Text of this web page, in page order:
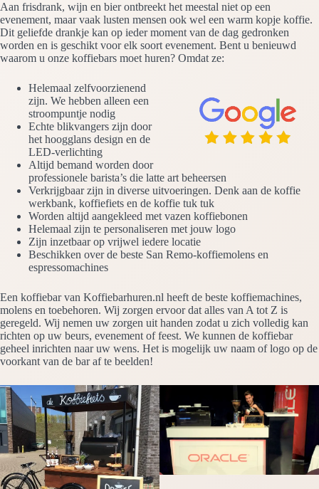
Aan frisdrank, wijn en bier ontbreekt het meestal niet op een
evenement, maar vaak lusten mensen ook wel een warm kopje koffie.
Dit geliefde drankje kan op ieder moment van de dag gedronken
worden en is geschikt voor elk soort evenement. Bent u benieuwd
waarom u onze koffiebars moet huren? Omdat ze:
Helemaal zelfvoorzienend
zijn. We hebben alleen een
stroompuntje nodig
Echte blikvangers zijn door
het hoogglans design en de
LED-verlichting
Altijd bemand worden door
professionele barista’s die latte art beheersen
Verkrijgbaar zijn in diverse uitvoeringen. Denk aan de koffie
werkbank, koffiefiets en de koffie tuk tuk
Worden altijd aangekleed met vazen koffiebonen
Helemaal zijn te personaliseren met jouw logo
Zijn inzetbaar op vrijwel iedere locatie
Beschikken over de beste San Remo-koffiemolens en
espressomachines
Een koffiebar van Koffiebarhuren.nl heeft de beste koffiemachines,
molens en toebehoren. Wij zorgen ervoor dat alles van A tot Z is
geregeld. Wij nemen uw zorgen uit handen zodat u zich volledig kan
richten op uw beurs, evenement of feest. We kunnen de koffiebar
geheel inrichten naar uw wens. Het is mogelijk uw naam of logo op de
voorkant van de bar af te beelden!